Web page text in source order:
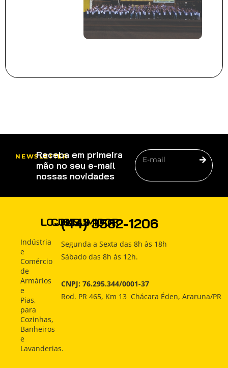
NEWSLETTER
Receba em primeira
mão no seu e-mail
nossas novidades
Indústria
e
Comércio
de
Armários
e
Pias,
para
Cozinhas,
Banheiros
e
Lavanderias.
LOJISTAS
Produtos
Como
Indústria
Notícias
CONSUMIDOR
Produtos
Como
Indústria
Notícias
PRODUTOS
COMO
COMPRAR
ATENDIMENTO
(44) 3562-1206
Segunda a Sexta das 8h às 18h
Sábado das 8h às 12h.
CNPJ: 76.295.344/0001-37
Rod. PR 465, Km 13 Chácara Éden, Araruna/PR